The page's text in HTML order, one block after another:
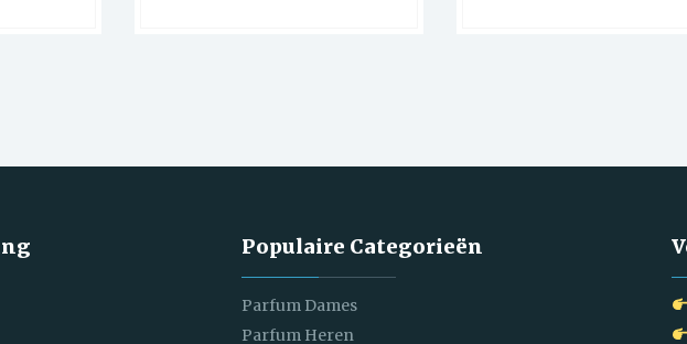
Populaire Categorieën
Parfum Dames
Parfum Heren